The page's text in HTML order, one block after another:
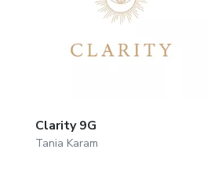
Clarity 9G
Tania Karam